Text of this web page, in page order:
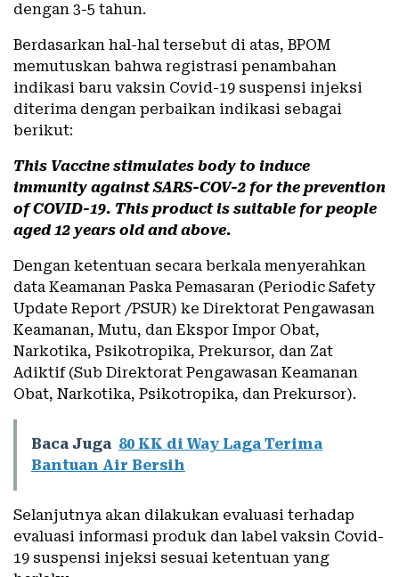
dengan 3-5 tahun.
Berdasarkan hal-hal tersebut di atas, BPOM
memutuskan bahwa registrasi penambahan
indikasi baru vaksin Covid-19 suspensi injeksi
diterima dengan perbaikan indikasi sebagai
berikut:
This Vaccine stimulates body to induce
immunity against SARS-COV-2 for the prevention
of COVID-19. This product is suitable for people
aged 12 years old and above.
Dengan ketentuan secara berkala menyerahkan
data Keamanan Paska Pemasaran (Periodic Safety
Update Report /PSUR) ke Direktorat Pengawasan
Keamanan, Mutu, dan Ekspor Impor Obat,
Narkotika, Psikotropika, Prekursor, dan Zat
Adiktif (Sub Direktorat Pengawasan Keamanan
Obat, Narkotika, Psikotropika, dan Prekursor).
Baca Juga 80 KK di Way Laga Terima
Bantuan Air Bersih
Selanjutnya akan dilakukan evaluasi terhadap
evaluasi informasi produk dan label vaksin Covid-
19 suspensi injeksi sesuai ketentuan yang